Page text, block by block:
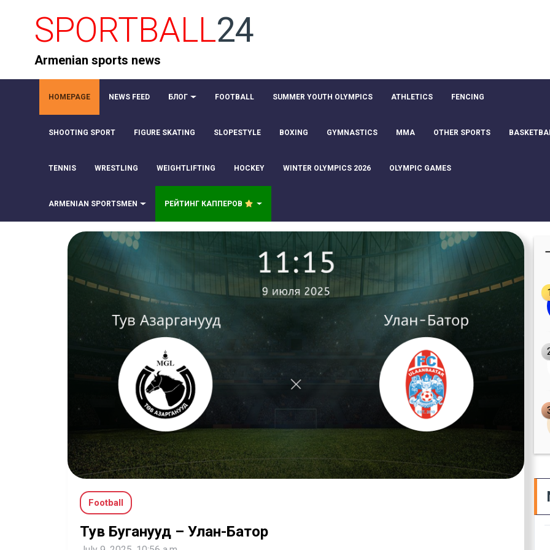
SPORTBALL24
Armenian sports news
HOMEPAGE NEWS FEED БЛОГ FOOTBALL SUMMER YOUTH OLYMPICS ATHLETICS FENCING
SHOOTING SPORT FIGURE SKATING SLOPESTYLE BOXING GYMNASTICS MMA OTHER SPORTS
TENNIS WRESTLING WEIGHTLIFTING HOCKEY WINTER OLYMPICS 2026 OLYMPIC GAMES
ARMENIAN SPORTSMEN РЕЙТИНГ КАППЕРОВ
Football
Тув Буганууд – Улан-Батор